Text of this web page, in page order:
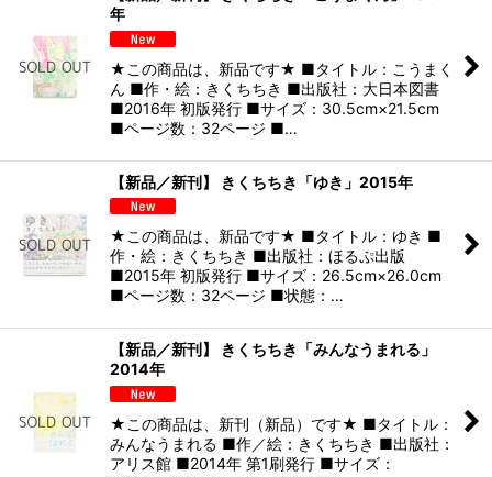
年
★この商品は、新品です★ ■タイトル：こうまく
ん ■作・絵：きくちちき ■出版社：大日本図書
■2016年 初版発行 ■サイズ：30.5cm×21.5cm
■ページ数：32ページ ■…
【新品／新刊】 きくちちき「ゆき」2015年
★この商品は、新品です★ ■タイトル：ゆき ■
作・絵：きくちちき ■出版社：ほるぷ出版
■2015年 初版発行 ■サイズ：26.5cm×26.0cm
■ページ数：32ページ ■状態：…
【新品／新刊】 きくちちき「みんなうまれる」
2014年
★この商品は、新刊（新品）です★ ■タイトル：
みんなうまれる ■作／絵：きくちちき ■出版社：
アリス館 ■2014年 第1刷発行 ■サイズ：